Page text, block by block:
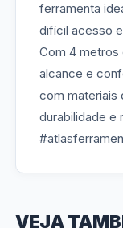
ferramenta
difícil acesso
Com 4 metros
alcance e
com materiais
durabilidade e
VEJA